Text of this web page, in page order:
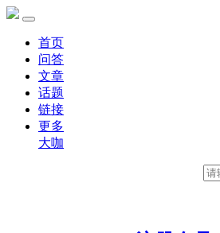
首页
问答
文章
话题
链接
更多
大咖